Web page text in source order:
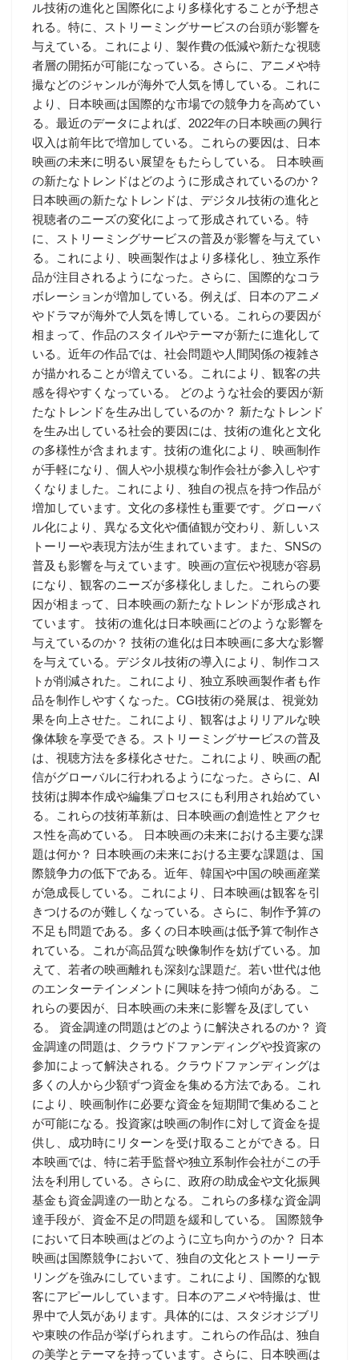
ル技術の進化と国際化により多様化することが予想さ
れる。特に、ストリーミングサービスの台頭が影響を
与えている。これにより、製作費の低減や新たな視聴
者層の開拓が可能になっている。さらに、アニメや特
撮などのジャンルが海外で人気を博している。これに
より、日本映画は国際的な市場での競争力を高めてい
る。最近のデータによれば、2022年の日本映画の興行
収入は前年比で増加している。これらの要因は、日本
映画の未来に明るい展望をもたらしている。 日本映画
の新たなトレンドはどのように形成されているのか？
日本映画の新たなトレンドは、デジタル技術の進化と
視聴者のニーズの変化によって形成されている。特
に、ストリーミングサービスの普及が影響を与えてい
る。これにより、映画製作はより多様化し、独立系作
品が注目されるようになった。さらに、国際的なコラ
ボレーションが増加している。例えば、日本のアニメ
やドラマが海外で人気を博している。これらの要因が
相まって、作品のスタイルやテーマが新たに進化して
いる。近年の作品では、社会問題や人間関係の複雑さ
が描かれることが増えている。これにより、観客の共
感を得やすくなっている。 どのような社会的要因が新
たなトレンドを生み出しているのか？ 新たなトレンド
を生み出している社会的要因には、技術の進化と文化
の多様性が含まれます。技術の進化により、映画制作
が手軽になり、個人や小規模な制作会社が参入しやす
くなりました。これにより、独自の視点を持つ作品が
増加しています。文化の多様性も重要です。グローバ
ル化により、異なる文化や価値観が交わり、新しいス
トーリーや表現方法が生まれています。また、SNSの
普及も影響を与えています。映画の宣伝や視聴が容易
になり、観客のニーズが多様化しました。これらの要
因が相まって、日本映画の新たなトレンドが形成され
ています。 技術の進化は日本映画にどのような影響を
与えているのか？ 技術の進化は日本映画に多大な影響
を与えている。デジタル技術の導入により、制作コス
トが削減された。これにより、独立系映画製作者も作
品を制作しやすくなった。CGI技術の発展は、視覚効
果を向上させた。これにより、観客はよりリアルな映
像体験を享受できる。ストリーミングサービスの普及
は、視聴方法を多様化させた。これにより、映画の配
信がグローバルに行われるようになった。さらに、AI
技術は脚本作成や編集プロセスにも利用され始めてい
る。これらの技術革新は、日本映画の創造性とアクセ
ス性を高めている。 日本映画の未来における主要な課
題は何か？ 日本映画の未来における主要な課題は、国
際競争力の低下である。近年、韓国や中国の映画産業
が急成長している。これにより、日本映画は観客を引
きつけるのが難しくなっている。さらに、制作予算の
不足も問題である。多くの日本映画は低予算で制作さ
れている。これが高品質な映像制作を妨げている。加
えて、若者の映画離れも深刻な課題だ。若い世代は他
のエンターテインメントに興味を持つ傾向がある。こ
れらの要因が、日本映画の未来に影響を及ぼしてい
る。 資金調達の問題はどのように解決されるのか？ 資
金調達の問題は、クラウドファンディングや投資家の
参加によって解決される。クラウドファンディングは
多くの人から少額ずつ資金を集める方法である。これ
により、映画制作に必要な資金を短期間で集めること
が可能になる。投資家は映画の制作に対して資金を提
供し、成功時にリターンを受け取ることができる。日
本映画では、特に若手監督や独立系制作会社がこの手
法を利用している。さらに、政府の助成金や文化振興
基金も資金調達の一助となる。これらの多様な資金調
達手段が、資金不足の問題を緩和している。 国際競争
において日本映画はどのように立ち向かうのか？ 日本
映画は国際競争において、独自の文化とストーリーテ
リングを強みにしています。これにより、国際的な観
客にアピールしています。日本のアニメや特撮は、世
界中で人気があります。具体的には、スタジオジブリ
や東映の作品が挙げられます。これらの作品は、独自
の美学とテーマを持っています。さらに、日本映画は